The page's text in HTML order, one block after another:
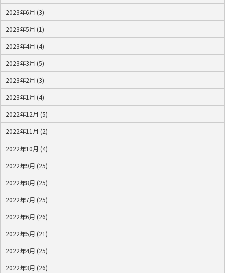
2023年6月 (3)
2023年5月 (1)
2023年4月 (4)
2023年3月 (5)
2023年2月 (3)
2023年1月 (4)
2022年12月 (5)
2022年11月 (2)
2022年10月 (4)
2022年9月 (25)
2022年8月 (25)
2022年7月 (25)
2022年6月 (26)
2022年5月 (21)
2022年4月 (25)
2022年3月 (26)